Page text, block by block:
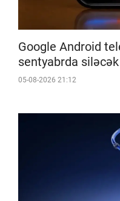
Google Android
sentyabrda siləcək
05-08-2026 21:12